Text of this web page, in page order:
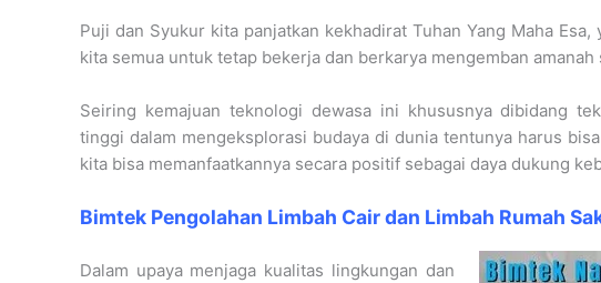
Puji dan Syukur kita panjatkan kekhadirat Tuhan Yang Maha
kita semua untuk tetap bekerja dan berkarya mengemban
Seiring kemajuan teknologi dewasa ini khususnya dibidang
tinggi dalam mengeksplorasi budaya di dunia tentunya harus
kita bisa memanfaatkannya secara positif sebagai daya dukung
Bimtek Pengolahan Limbah Cair dan Limbah Rumah
Dalam upaya menjaga kualitas lingkungan dan